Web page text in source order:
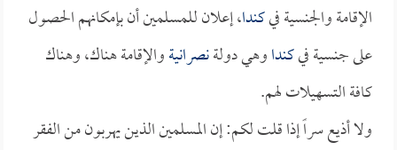
الإقامة والجنسية فيكندا، إعلان للمسلمين أن بإمكانهم الحصول
على جنسية فيكنداوهي دولةنصرانيةوالإقامة هناك، وهناك
كافة التسهيلات لهم.
ولا أذيع سراً إذا قلت لكم: إن المسلمين الذين يهربون من الفقر